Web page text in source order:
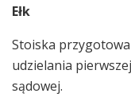
Ełk
Stoiska
udzielania
sądowej.